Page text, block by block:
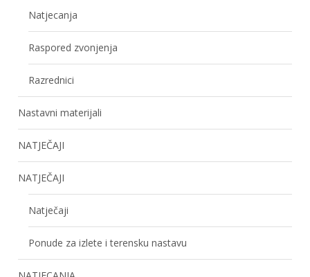
Natjecanja
Raspored zvonjenja
Razrednici
Nastavni materijali
NATJEČAJI
NATJEČAJI
Natječaji
Ponude za izlete i terensku nastavu